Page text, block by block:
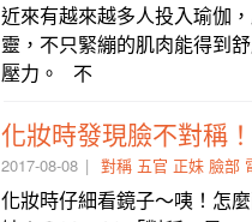
近來有越來越多人投入瑜伽
靈，不只緊繃的肌肉能得到
壓力。 不
化妝時發現臉不對稱
2017-08-08 對稱 五官 正妹 臉部
化妝時仔細看鏡子～咦！怎